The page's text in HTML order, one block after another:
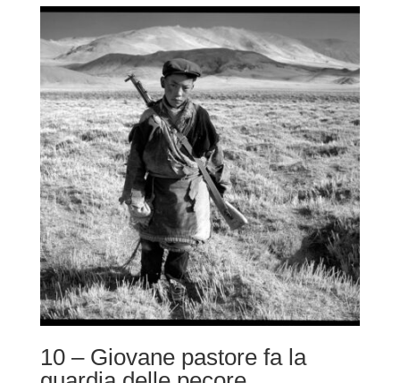
220,00 €
a
490,00 €
10 – Giovane pastore fa la